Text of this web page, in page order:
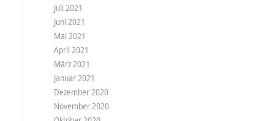
Juli 2021
Juni 2021
Mai 2021
April 2021
März 2021
Januar 2021
Dezember 2020
November 2020